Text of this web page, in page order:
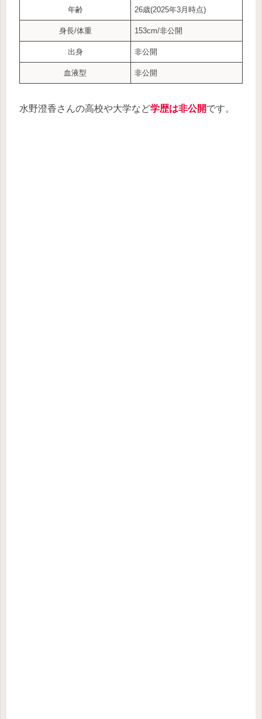
年齢 26歳(2025年3月時点)
身長/体重 153cm/非公開
出身 非公開
血液型 非公開
水野澄香さんの高校や大学など学歴は非公開です。